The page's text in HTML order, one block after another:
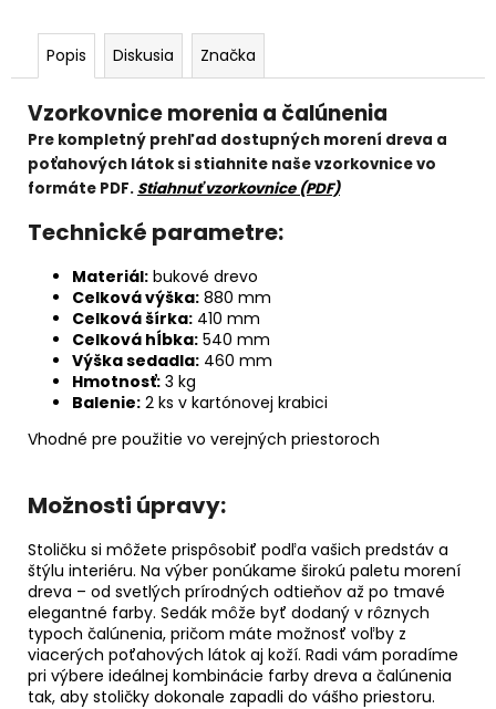
Popis Diskusia Značka
Vzorkovnice morenia a čalúnenia
Pre kompletný prehľad dostupných morení dreva a
poťahových látok si stiahnite naše vzorkovnice vo
formáte PDF. Stiahnuť vzorkovnice (PDF)
Technické parametre:
Materiál: bukové drevo
Celková výška: 880 mm
Celková šírka: 410 mm
Celková hĺbka: 540 mm
Výška sedadla: 460 mm
Hmotnosť: 3 kg
Balenie: 2 ks v kartónovej krabici
Vhodné pre použitie vo verejných priestoroch
Možnosti úpravy:
Stoličku si môžete prispôsobiť podľa vašich predstáv a
štýlu interiéru. Na výber ponúkame širokú paletu morení
dreva – od svetlých prírodných odtieňov až po tmavé
elegantné farby. Sedák môže byť dodaný v rôznych
typoch čalúnenia, pričom máte možnosť voľby z
viacerých poťahových látok aj koží. Radi vám poradíme
pri výbere ideálnej kombinácie farby dreva a čalúnenia
tak, aby stoličky dokonale zapadli do vášho priestoru.